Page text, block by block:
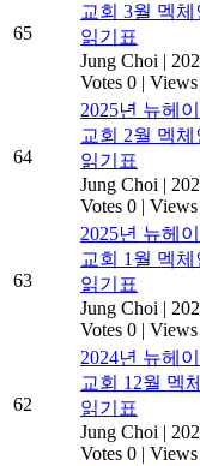
65
교회 3월 멕체
읽기표
Jung Choi |
Votes 0 |
64
2025년 뉴헤
교회 2월 멕체
읽기표
Jung Choi |
Votes 0 | Views
63
2025년 뉴헤
교회 1월 멕체
읽기표
Jung Choi |
Votes 0 |
62
2024년 뉴헤
교회 12월 멕
읽기표
Jung Choi |
Votes 0 |